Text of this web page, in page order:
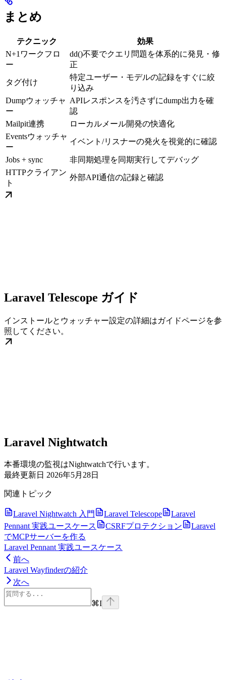
まとめ
テクニック
効果
N+1ワークフロ
ー
dd()不要でクエリ問題を体系的に発見・修
正
タグ付け
特定ユーザー・モデルの記録をすぐに絞
り込み
Dumpウォッチャ
ー
APIレスポンスを汚さずにdump出力を確
認
Mailpit連携
ローカルメール開発の快適化
Eventsウォッチャ
ー
イベント/リスナーの発火を視覚的に確認
Jobs + sync
非同期処理を同期実行してデバッグ
HTTPクライアン
ト
外部API通信の記録と確認
Laravel Telescope ガイド
インストールとウォッチャー設定の詳細はガイドページを参
照してください。
Laravel Nightwatch
本番環境の監視はNightwatchで行います。
最終更新日 2026年5月28日
関連トピック
Laravel Nightwatch 入門 Laravel Telescope
Laravel
Pennant 実践ユースケース
CSRFプロテクション
Laravel
でMCPサーバーを作る
Laravel Pennant 実践ユースケース
前へ
Laravel Wayfinderの紹介
次へ
⌘I